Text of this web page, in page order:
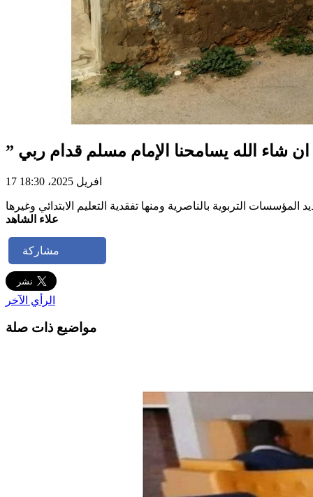
17 افريل 2025، 18:30
التربوية بالناصرية ومنها تفقدية التعليم الابتدائي وغيرها
علاء الشاهد
مشاركة
الرأي الآخر
مواضيع ذات صلة